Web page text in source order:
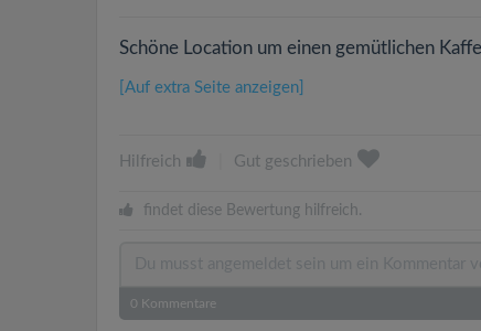
Schöne Location um einen gemütlichen
[Auf extra Seite anzeigen]
Hilfreich Gut geschrieben
findet diese Bewertung hilfreich.
0 Kommentare